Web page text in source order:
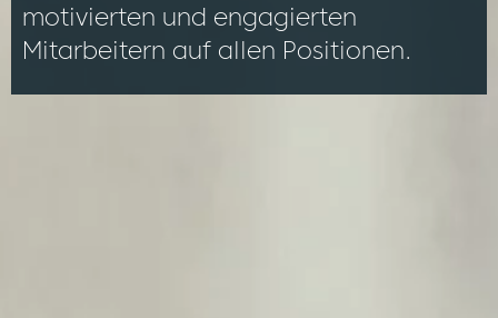
motivierten und engagierten
Mitarbeitern auf allen Positionen.